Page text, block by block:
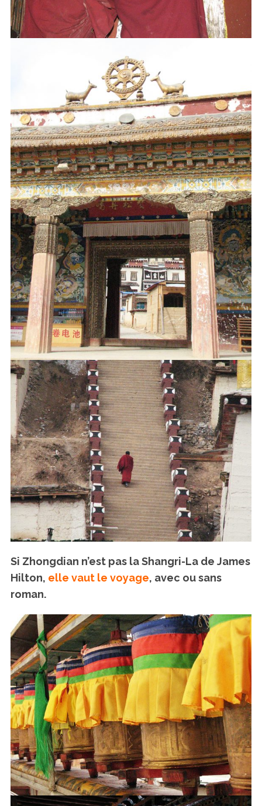
Si Zhongdian n’est pas la Shangri-La de James
Hilton, elle vaut le voyage, avec ou sans
roman.